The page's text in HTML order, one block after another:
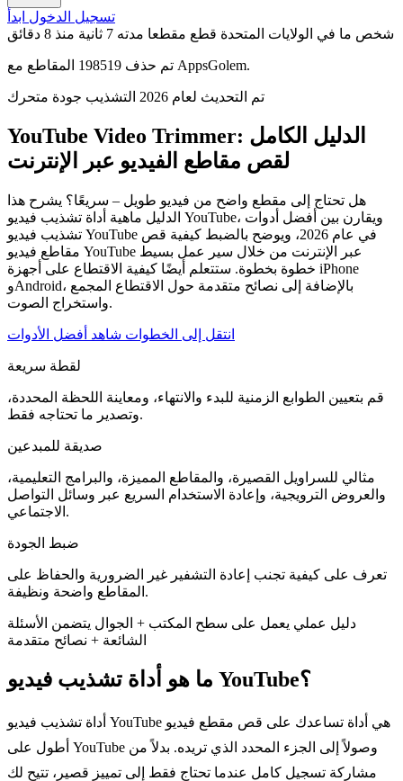
تسجيل الدخول ابدأ
شخص ما في الولايات المتحدة قطع مقطعا مدته 7 ثانية
منذ 8 دقائق
تم حذف 198519 المقاطع مع AppsGolem.
تم التحديث لعام 2026 التشذيب جودة متحرك
YouTube Video Trimmer: الدليل الكامل
لقص مقاطع الفيديو عبر الإنترنت
هل تحتاج إلى مقطع واضح من فيديو طويل – سريعًا؟ يشرح هذا
الدليل ماهية أداة تشذيب فيديو YouTube، ويقارن بين أفضل أدوات
تشذيب فيديو YouTube في عام 2026، ويوضح بالضبط كيفية قص
مقاطع فيديو YouTube عبر الإنترنت من خلال سير عمل بسيط
خطوة بخطوة. ستتعلم أيضًا كيفية الاقتطاع على أجهزة iPhone
وAndroid، بالإضافة إلى نصائح متقدمة حول الاقتطاع المجمع
واستخراج الصوت.
انتقل إلى الخطوات شاهد أفضل الأدوات
لقطة سريعة
قم بتعيين الطوابع الزمنية للبدء والانتهاء، ومعاينة اللحظة المحددة،
وتصدير ما تحتاجه فقط.
صديقة للمبدعين
مثالي للسراويل القصيرة، والمقاطع المميزة، والبرامج التعليمية،
والعروض الترويجية، وإعادة الاستخدام السريع عبر وسائل التواصل
الاجتماعي.
ضبط الجودة
تعرف على كيفية تجنب إعادة التشفير غير الضرورية والحفاظ على
المقاطع واضحة ونظيفة.
دليل عملي يعمل على سطح المكتب + الجوال يتضمن الأسئلة
الشائعة + نصائح متقدمة
ما هو أداة تشذيب فيديو YouTube؟
أداة تشذيب فيديو YouTube هي أداة تساعدك على قص مقطع فيديو
أطول على YouTube وصولاً إلى الجزء المحدد الذي تريده. بدلاً من
مشاركة تسجيل كامل عندما تحتاج فقط إلى تمييز قصير، تتيح لك